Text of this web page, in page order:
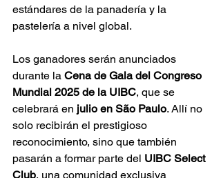
estándares de la panadería y la
pastelería a nivel global.
Los ganadores serán anunciados
durante la Cena de Gala del Congreso
Mundial 2025 de la UIBC, que se
celebrará en julio en São Paulo. Allí no
solo recibirán el prestigioso
reconocimiento, sino que también
pasarán a formar parte del UIBC Select
Club, una comunidad exclusiva